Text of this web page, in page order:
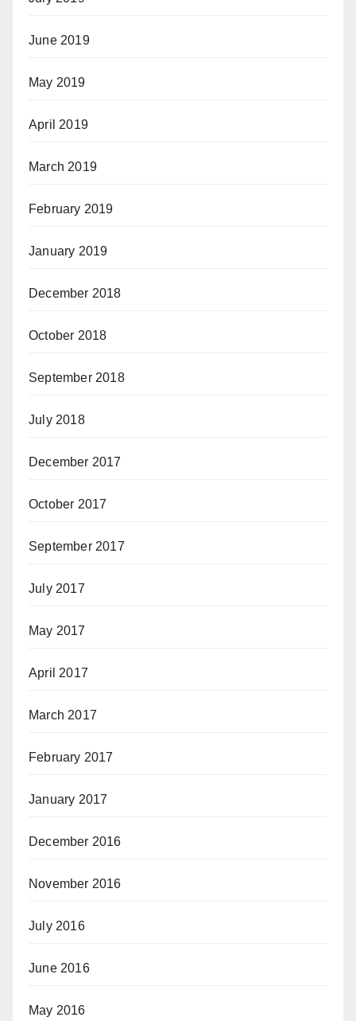
June 2019
May 2019
April 2019
March 2019
February 2019
January 2019
December 2018
October 2018
September 2018
July 2018
December 2017
October 2017
September 2017
July 2017
May 2017
April 2017
March 2017
February 2017
January 2017
December 2016
November 2016
July 2016
June 2016
May 2016